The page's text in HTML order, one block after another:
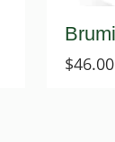
$46.00